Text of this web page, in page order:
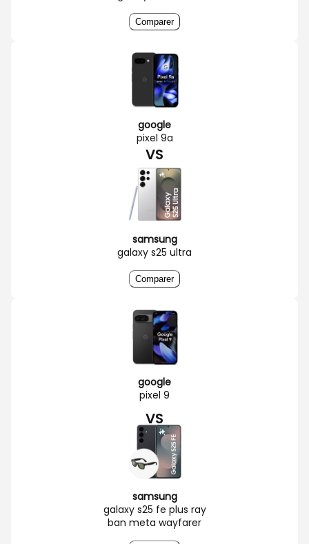
Comparer
google
pixel 9a
VS
samsung
galaxy s25 ultra
Comparer
google
pixel 9
VS
samsung
galaxy s25 fe plus ray
ban meta wayfarer